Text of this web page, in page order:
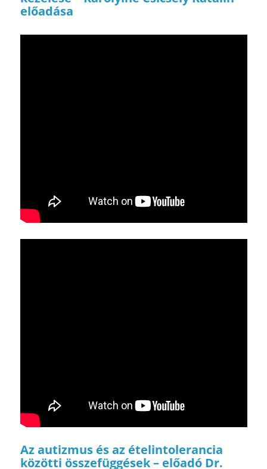
előadása
Az autizmus és az ételintolerancia
közötti összefüggések – előadó Dr.